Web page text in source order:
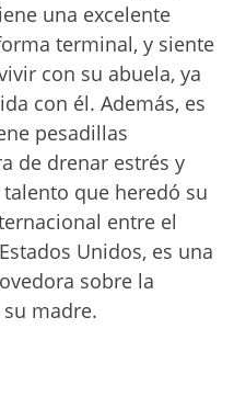
una excelente
terminal, y siente
con su abuela, ya
con él. Además, es
pesadillas
de drenar estrés y
que heredó su
entre el
Unidos, es una
sobre la
madre.